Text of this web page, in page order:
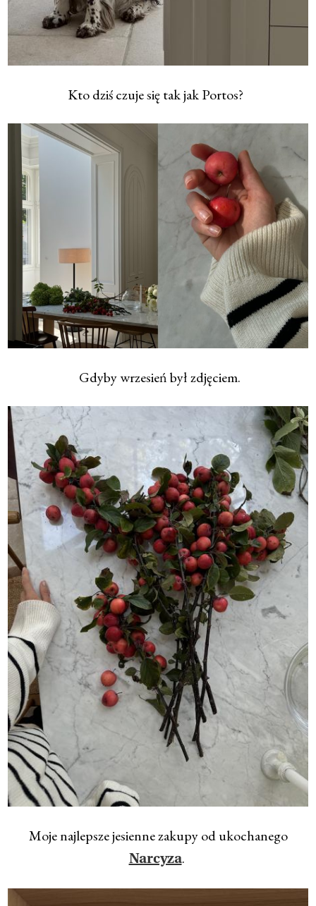
Kto dziś czuje się tak jak Portos?
Gdyby wrzesień był zdjęciem.
Moje najlepsze jesienne zakupy od ukochanego
Narcyza.